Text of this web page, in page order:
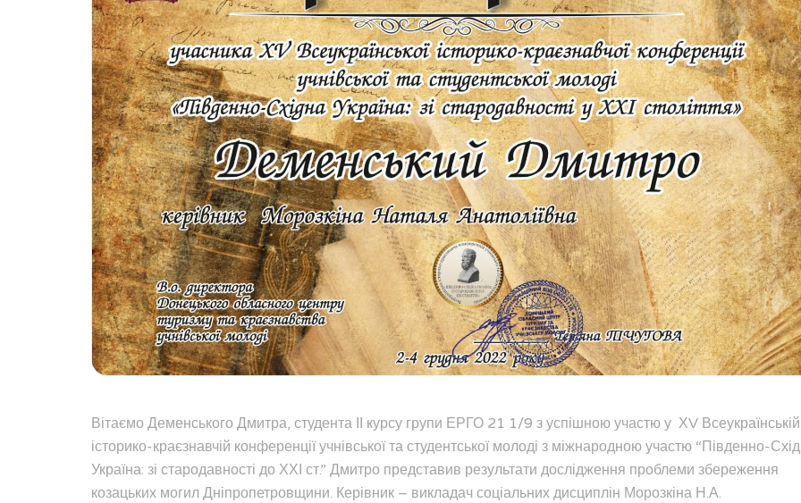
Вітаємо Деменського Дмитра, студента ІІ курсу групи ЕРГО 21 1/9 з успішною участю у ХV Всеукраїнській
історико-краєзнавчій конференції учнівської та студентської молоді з міжнародною участю “Південно-
Україна: зі стародавності до ХХІ ст.” Дмитро представив результати дослідження проблеми збереження
козацьких могил Дніпропетровщини. Керівник – викладач соціальних дисциплін Морозкіна Н.А.